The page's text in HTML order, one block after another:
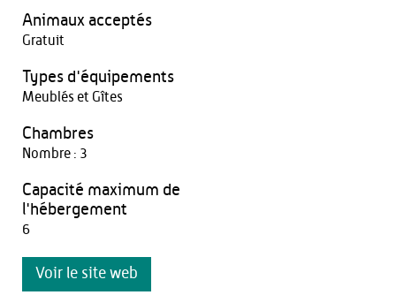
Animaux acceptés
Gratuit
Types d'équipements
Meublés et Gîtes
Chambres
Nombre : 3
Capacité maximum de
l'hébergement
6
Voir le site web